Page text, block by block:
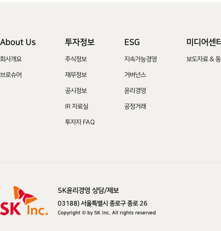
About Us
회사개요
브로슈어
투자정보
주식정보
재무정보
공시정보
IR 자료실
투자자 FAQ
ESG
지속가능경영
거버넌스
윤리경영
공정거래
미디어센
보도자료 &
SK주식회사 SK윤리경영 상담/제보
03188) 서울특별시 종로구 종로 26
Copyright © by SK Inc. All rights reserved